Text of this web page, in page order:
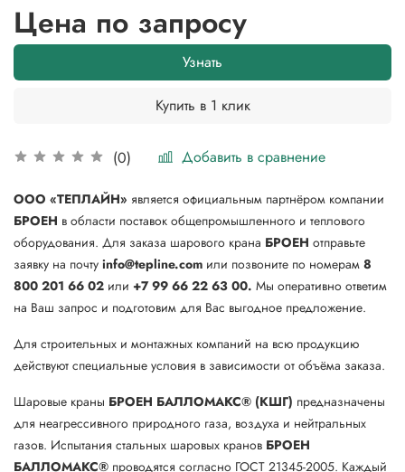
(0) Добавить в сравнение
Цена по запросу
Узнать
Купить в 1 клик
ООО «ТЕПЛАЙН» является официальным партнёром компании
БРОЕН в области поставок общепромышленного и теплового
оборудования. Для заказа шарового крана БРОЕН отправьте
заявку на почту info@tepline.com или позвоните по номерам 8
800 201 66 02 или +7 99 66 22 63 00. Мы оперативно ответим
на Ваш запрос и подготовим для Вас выгодное предложение.
Для строительных и монтажных компаний на всю продукцию
действуют специальные условия в зависимости от объёма заказа.
Шаровые краны БРОЕН БАЛЛОМАКС® (КШГ) предназначены
для неагрессивного природного газа, воздуха и нейтральных
газов. Испытания стальных шаровых кранов БРОЕН
БАЛЛОМАКС® проводятся согласно ГОСТ 21345-2005. Каждый